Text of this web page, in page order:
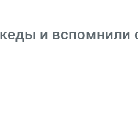
и вспомнили